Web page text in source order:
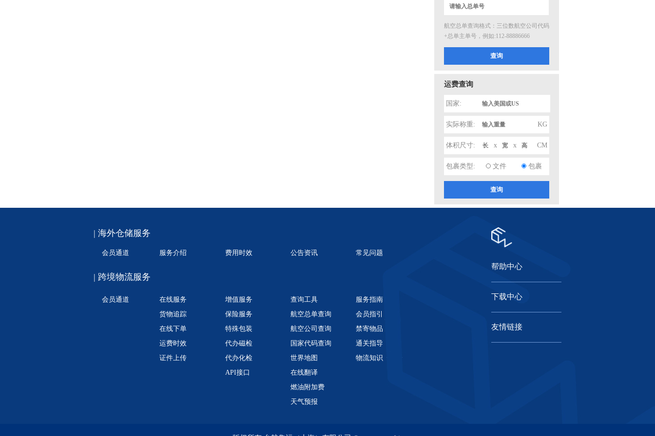
航空总单查询格式：三位数航空公司代码
+总单主单号，例如:112-88886666
运费查询
国家:
实际称重: KG
体积尺寸: x x CM
包裹类型: 文件 包裹
| 海外仓储服务
会员通道 服务介绍 费用时效 公告资讯 常见问题
| 跨境物流服务
会员通道
在线服务
货物追踪
在线下单
运费时效
证件上传
增值服务
保险服务
特殊包装
代办磁检
代办化检
API接口
查询工具
航空总单查询
航空公司查询
国家代码查询
世界地图
在线翻译
燃油附加费
天气预报
服务指南
会员指引
禁寄物品
通关指导
物流知识
帮助中心
下载中心
友情链接